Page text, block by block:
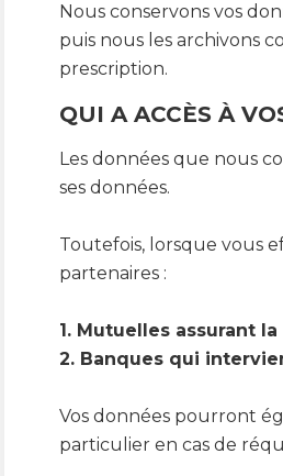
Nous conservons vos
puis nous les archivons
prescription.
QUI A ACCÈS À
Les données que nous
ses données.
Toutefois, lorsque vous
partenaires :
1. Mutuelles assurant
2. Banques qui
Vos données pourront
particulier en cas de